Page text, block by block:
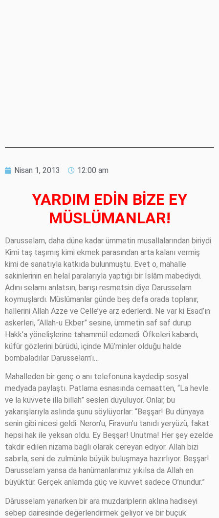
Nisan 1, 2013 12:00 am
YARDIM EDİN BİZE EY
MÜSLÜMANLAR!
Darusselam, daha düne kadar ümmetin musallalarından biriydi.
Kimi taş taşımış kimi ekmek parasından arta kalanı vermiş
kimi de sanatıyla katkıda bulunmuştu. Evet o, mahalle
sakinlerinin en helal paralarıyla yaptığı bir İslâm mabediydi.
Adını selamı anlatsın, barışı resmetsin diye Darusselam
koymuşlardı. Müslümanlar günde beş defa orada toplanır,
hallerini Allah Azze ve Celle’ye arz ederlerdi. Ne var ki Esad’ın
askerleri, “Allah-u Ekber” sesine, ümmetin saf saf durup
Hakk’a yönelişlerine tahammül edemedi. Öfkeleri kabardı,
küfür gözlerini bürüdü, içinde Mü’minler olduğu halde
bombaladılar Darusselam’ı…
Mahalleden bir genç o anı telefonuna kaydedip sosyal
medyada paylaştı. Patlama esnasında cemaatten, “La hevle
ve la kuvvete illa billah” sesleri duyuluyor. Onlar, bu
yakarışlarıyla aslında şunu söylüyorlar: “Beşşar! Bu dünyaya
senin gibi nicesi geldi. Neron’u, Firavun’u tanıdı yeryüzü; fakat
hepsi hak ile yeksan oldu. Ey Beşşar! Unutma! Her şey ezelde
takdir edilen nizama bağlı olarak cereyan ediyor. Allah bizi
sabırla, seni de zulmünle büyük buluşmaya hazırlıyor. Beşşar!
Darusselam yansa da hanümanlarımız yıkılsa da Allah en
büyüktür. Gerçek anlamda güç ve kuvvet sadece O’nundur.”
Dârusselam yanarken bir ara muzdariplerin aklına hadiseyi
sebep dairesinde değerlendirmek geliyor ve bir buçuk